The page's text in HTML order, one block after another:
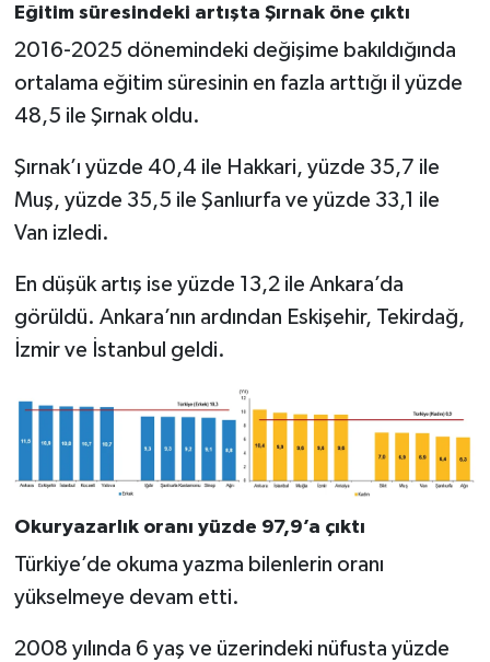
Eğitim süresindeki artışta Şırnak öne çıktı
2016-2025 dönemindeki değişime bakıldığında
ortalama eğitim süresinin en fazla arttığı il yüzde
48,5 ile Şırnak oldu.
Şırnak’ı yüzde 40,4 ile Hakkari, yüzde 35,7 ile
Muş, yüzde 35,5 ile Şanlıurfa ve yüzde 33,1 ile
Van izledi.
En düşük artış ise yüzde 13,2 ile Ankara’da
görüldü. Ankara’nın ardından Eskişehir, Tekirdağ,
İzmir ve İstanbul geldi.
Okuryazarlık oranı yüzde 97,9’a çıktı
Türkiye’de okuma yazma bilenlerin oranı
yükselmeye devam etti.
2008 yılında 6 yaş ve üzerindeki nüfusta yüzde